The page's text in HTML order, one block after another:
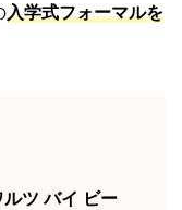
入学式フォーマルを
ツ バイ ビー